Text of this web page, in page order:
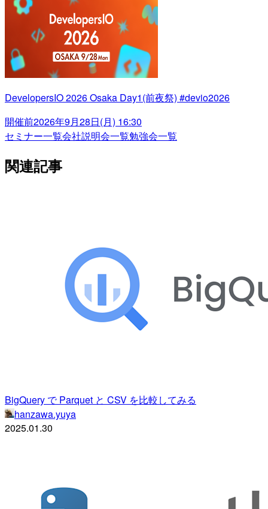
DevelopersIO 2026 Osaka Day1(前夜祭) #devio2026
開催前2026年9月28日(月) 16:30
セミナー一覧会社説明会一覧勉強会一覧
関連記事
BigQuery で Parquet と CSV を比較してみる
hanzawa.yuya
2025.01.30